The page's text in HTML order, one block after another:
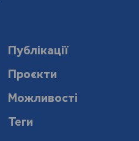
Публікації
Проєкти
Можливості
Теги